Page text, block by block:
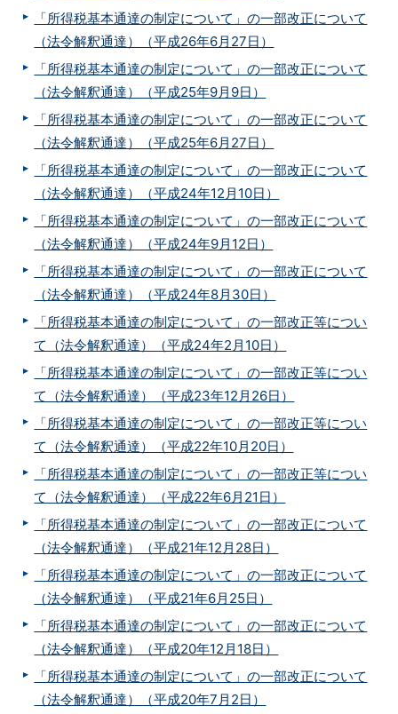
「所得税基本通達の制定について」の一部改正について
（法令解釈通達）（平成26年6月27日）
「所得税基本通達の制定について」の一部改正について
（法令解釈通達）（平成25年9月9日）
「所得税基本通達の制定について」の一部改正について
（法令解釈通達）（平成25年6月27日）
「所得税基本通達の制定について」の一部改正について
（法令解釈通達）（平成24年12月10日）
「所得税基本通達の制定について」の一部改正について
（法令解釈通達）（平成24年9月12日）
「所得税基本通達の制定について」の一部改正について
（法令解釈通達）（平成24年8月30日）
「所得税基本通達の制定について」の一部改正等につい
て（法令解釈通達）（平成24年2月10日）
「所得税基本通達の制定について」の一部改正等につい
て（法令解釈通達）（平成23年12月26日）
「所得税基本通達の制定について」の一部改正等につい
て（法令解釈通達）（平成22年10月20日）
「所得税基本通達の制定について」の一部改正等につい
て（法令解釈通達）（平成22年6月21日）
「所得税基本通達の制定について」の一部改正について
（法令解釈通達）（平成21年12月28日）
「所得税基本通達の制定について」の一部改正について
（法令解釈通達）（平成21年6月25日）
「所得税基本通達の制定について」の一部改正について
（法令解釈通達）（平成20年12月18日）
「所得税基本通達の制定について」の一部改正について
（法令解釈通達）（平成20年7月2日）